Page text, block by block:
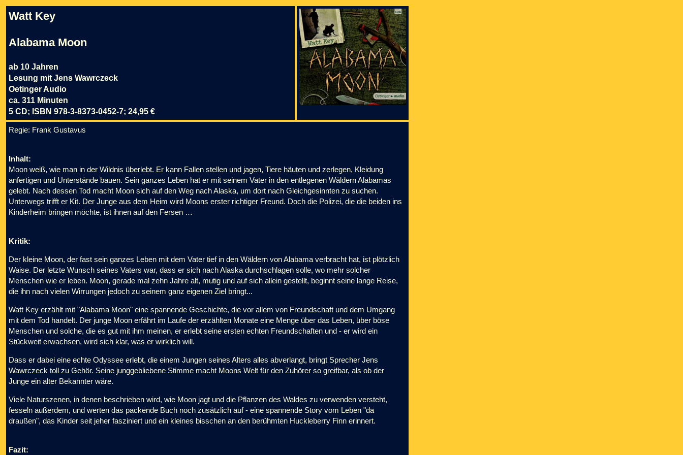
Watt Key
Alabama Moon
ab 10 Jahren
Lesung mit Jens Wawrczeck
Oetinger Audio
ca. 311 Minuten
5 CD; ISBN 978-3-8373-0452-7; 24,95 €
Regie: Frank Gustavus
Inhalt:
Moon weiß, wie man in der Wildnis überlebt. Er kann Fallen stellen und jagen, Tiere häuten und zerlegen, Kleidung
anfertigen und Unterstände bauen. Sein ganzes Leben hat er mit seinem Vater in den entlegenen Wäldern Alabamas
gelebt. Nach dessen Tod macht Moon sich auf den Weg nach Alaska, um dort nach Gleichgesinnten zu suchen.
Unterwegs trifft er Kit. Der Junge aus dem Heim wird Moons erster richtiger Freund. Doch die Polizei, die die beiden ins
Kinderheim bringen möchte, ist ihnen auf den Fersen …
Kritik:
Der kleine Moon, der fast sein ganzes Leben mit dem Vater tief in den Wäldern von Alabama verbracht hat, ist plötzlich
Waise. Der letzte Wunsch seines Vaters war, dass er sich nach Alaska durchschlagen solle, wo mehr solcher
Menschen wie er leben. Moon, gerade mal zehn Jahre alt, mutig und auf sich allein gestellt, beginnt seine lange Reise,
die ihn nach vielen Wirrungen jedoch zu seinem ganz eigenen Ziel bringt...
Watt Key erzählt mit "Alabama Moon" eine spannende Geschichte, die vor allem von Freundschaft und dem Umgang
mit dem Tod handelt. Der junge Moon erfährt im Laufe der erzählten Monate eine Menge über das Leben, über böse
Menschen und solche, die es gut mit ihm meinen, er erlebt seine ersten echten Freundschaften und - er wird ein
Stückweit erwachsen, wird sich klar, was er wirklich will.
Dass er dabei eine echte Odyssee erlebt, die einem Jungen seines Alters alles abverlangt, bringt Sprecher Jens
Wawrczeck toll zu Gehör. Seine junggebliebene Stimme macht Moons Welt für den Zuhörer so greifbar, als ob der
Junge ein alter Bekannter wäre.
Viele Naturszenen, in denen beschrieben wird, wie Moon jagt und die Pflanzen des Waldes zu verwenden versteht,
fesseln außerdem, und werten das packende Buch noch zusätzlich auf - eine spannende Story vom Leben "da
draußen", das Kinder seit jeher fasziniert und ein kleines bisschen an den berühmten Huckleberry Finn erinnert.
Fazit: